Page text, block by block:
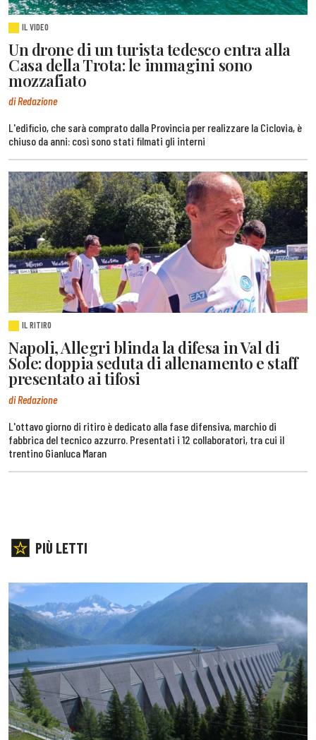
IL VIDEO
Un drone di un turista tedesco entra alla
Casa della Trota: le immagini sono
mozzafiato
di Redazione
L'edificio, che sarà comprato dalla Provincia per realizzare la Ciclovia, è
chiuso da anni: così sono stati filmati gli interni
IL RITIRO
Napoli, Allegri blinda la difesa in Val di
Sole: doppia seduta di allenamento e staff
presentato ai tifosi
di Redazione
L'ottavo giorno di ritiro è dedicato alla fase difensiva, marchio di
fabbrica del tecnico azzurro. Presentati i 12 collaboratori, tra cui il
trentino Gianluca Maran
PIÙ LETTI